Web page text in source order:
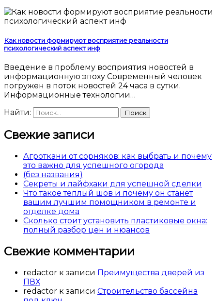
Как новости формируют восприятие реальности
психологический аспект инф
Введение в проблему восприятия новостей в
информационную эпоху Современный человек
погружен в поток новостей 24 часа в сутки.
Информационные технологии…
Найти:
Свежие записи
Агроткани от сорняков: как выбрать и почему
это важно для успешного огорода
(без названия)
Секреты и лайфхаки для успешной сделки
Что такое теплый шов и почему он станет
вашим лучшим помощником в ремонте и
отделке дома
Сколько стоит установить пластиковые окна:
полный разбор цен и нюансов
Свежие комментарии
redactor к записи Преимущества дверей из
ПВХ
redactor к записи Строительство бассейна